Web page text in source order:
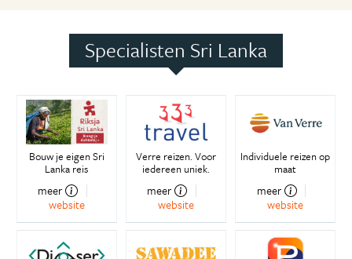
Specialisten Sri Lanka
Bouw je eigen Sri
Lanka reis
meer
website
Verre reizen. Voor
iedereen uniek.
meer
website
Individuele reizen op
maat
meer
website